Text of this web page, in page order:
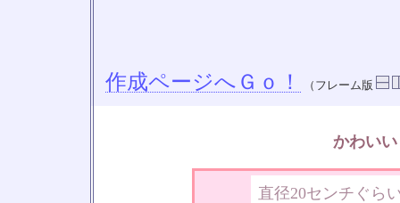
作成ページへＧｏ！ （フレーム版
かわい
直径20センチぐら